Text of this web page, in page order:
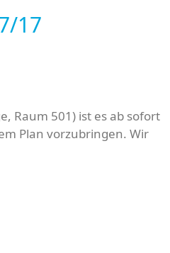
17
Raum 501) ist es ab sofort
Plan vorzubringen. Wir